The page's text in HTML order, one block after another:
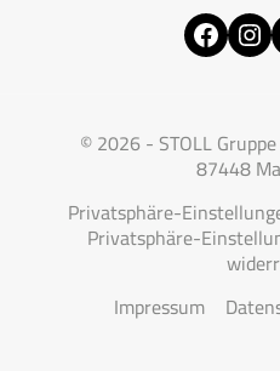
© 2026 - STOLL
87448
Privatsphäre-
Privatsphäre-
Impressum